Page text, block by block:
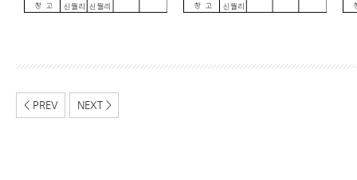
< PREV NEXT >